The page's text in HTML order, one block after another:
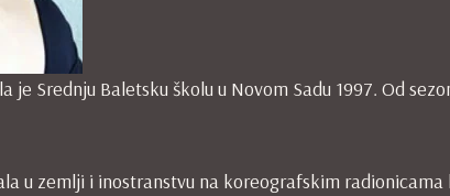
je Srednju Baletsku školu u Novom Sadu 1997. Od
u zemlji i inostranstvu na koreografskim